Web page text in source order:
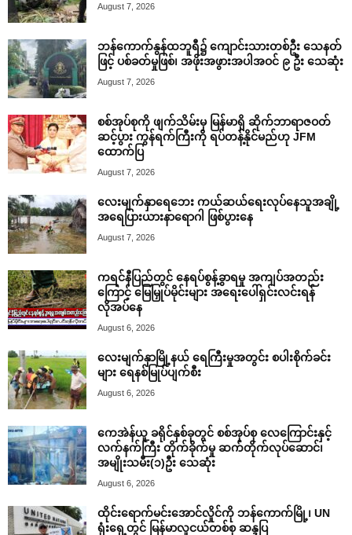
August 7, 2026
ဘန်ကောက်နွန်ထဘူရီ၌ ကျောင်းသားတစ်ဦး သေနတ်
ဖြင့် ပစ်ခတ်မှုဖြစ်၊ အဖိုးအဖွားအပါအဝင် ၉ ဦး သေဆုံး
August 7, 2026
စစ်အုပ်စုကို ဖျက်သိမ်းမှ မြန်မာရှိ ဆိုက်ဘာရာဇဝတ်
ဆင့်ပွား ကွန်ရက်ကြီးကို ရပ်တန့်နိုင်မည်ဟု JFM
ထောက်ပြ
August 7, 2026
လေးမျက်နှာရေဘေး ကယ်ဆယ်ရေးလုပ်နေသူအချို့
အရေပြားယားနာရောဂါ ဖြစ်ပွားနေ
August 7, 2026
ကရင်နီပြည်တွင် နေရပ်စွန့်ခွာရမှု အကျပ်အတည်း
ကြောင့် မြေမြှုပ်မိုင်းများ အရေးပေါ်ရှင်းလင်းရန်
လိုအပ်နေ
August 6, 2026
လေးမျက်နှာမြို့နယ် ရေကြီးမှုအတွင်း စပါးစိုက်ခင်း
များ ရေနစ်မြုပ်ပျက်စီး
August 6, 2026
ကေအဲန်ယူ ခရိုင်နှစ်ခုတွင် စစ်အုပ်စု လေကြောင်းနှင့်
လက်နက်ကြီး တိုက်ခိုက်မှု ဆက်တိုက်လုပ်ဆောင်၊
အမျိုးသမီး(၁)ဦး သေဆုံး
August 6, 2026
ထိုင်းရောက်မင်းအောင်လှိုင်ကို ဘန်ကောက်မြို့၊ UN
ရုံးရှေ့တွင် မြန်မာလူငယ်တစ်စု ဆန္ဒပြ